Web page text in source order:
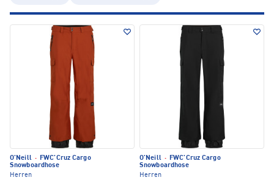
O'Neill ·
FWC'Cruz Cargo
Snowboardhose
Herren
O'Neill ·
FWC'Cruz Cargo
Snowboardhose
Herren